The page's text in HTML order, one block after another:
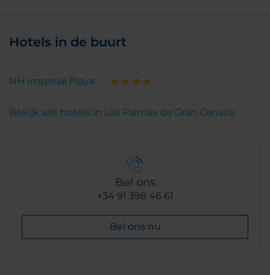
Hotels in de buurt
NH Imperial Playa
Bekijk alle hotels in Las Palmas de Gran Canaria
Bel ons
+34 91 398 46 61
Bel ons nu